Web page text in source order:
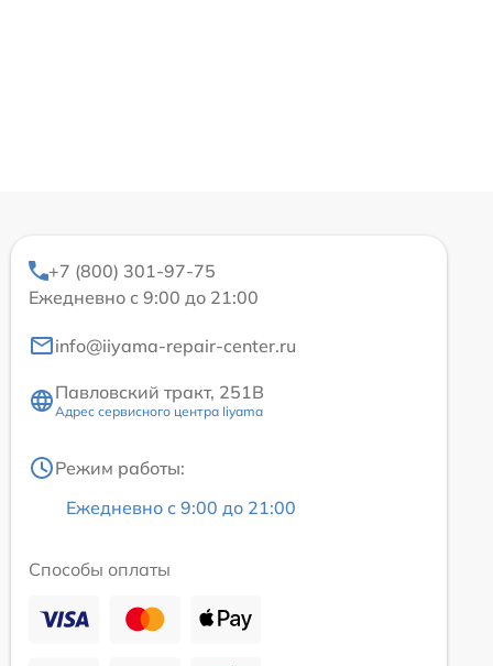
+7 (800) 301-97-75
Ежедневно с 9:00 до 21:00
info@iiyama-repair-center.ru
Павловский тракт, 251В
Адрес сервисного центра Iiyama
Режим работы:
Ежедневно с 9:00 до 21:00
Способы оплаты